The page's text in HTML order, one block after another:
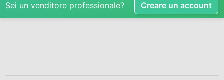
Sei un venditore professionale? Creare un account